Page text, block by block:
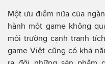
Một ưu điểm nữa của
hành một game không
môi trường cạnh tranh
game Việt cũng có khả